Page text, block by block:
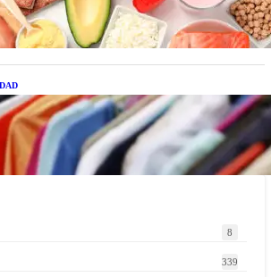
marcas globales se suman a la
de la ropa de segunda mano premium
8
339